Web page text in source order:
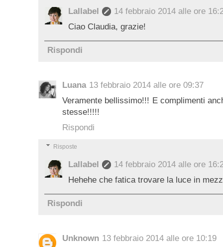
Lallabel
14 febbraio 2014 alle ore
Ciao Claudia, grazie!
Rispondi
Luana 13 febbraio 2014 alle ore 09:37
Veramente bellissimo!!! E complimenti
stesse!!!!!
Rispondi
Risposte
Lallabel
14 febbraio 2014 alle ore
Hehehe che fatica trovare la luce in
Rispondi
Unknown 13 febbraio 2014 alle ore 10:19